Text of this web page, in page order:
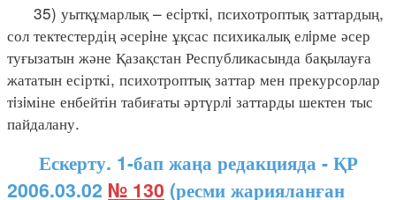
35) уытқұмарлық – есiрткi, психотроптық заттардың,
сол тектестердің әсерiне ұқсас психикалық елiрме әсер
туғызатын және Қазақстан Республикасында бақылауға
жататын есірткі, психотроптық заттар мен прекурсорлар
тiзiміне енбейтін табиғаты әртүрлi заттарды шектен тыс
пайдалану.
Ескерту. 1-бап жаңа редакцияда - ҚР
2006.03.02 № 130 (ресми жарияланған